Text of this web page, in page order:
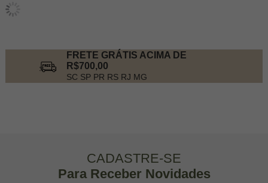
FRETE GRÁTIS ACIMA DE
R$700,00
SC SP PR RS RJ MG
CADASTRE-SE
Para Receber Novidades